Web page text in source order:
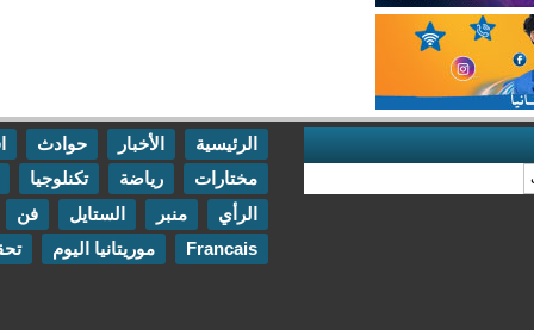
حوادث
اقتصاد
تكنلوجيا
مقابلات
الستايل فن
اتصل بنا
موريتانيا اليوم تحقيقات